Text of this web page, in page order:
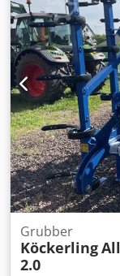
Grubber
Köckerling
2.0